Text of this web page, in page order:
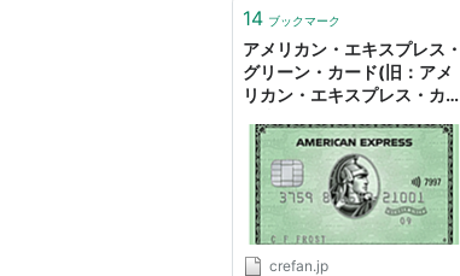
14 ブックマーク
アメリカン・エキスプレス・
グリーン・カード(旧：アメ
リカン・エキスプレス・カー
crefan.jp